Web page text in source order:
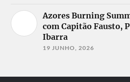
Azores Burning
com Capitão Fausto,
Ibarra
19 JUNHO, 2026